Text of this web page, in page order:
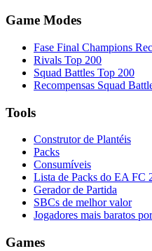
Game Modes
Fase Final Champions
Rivals Top 200
Squad Battles Top 200
Recompensas Squad
Tools
Construtor de Plantéis
Packs
Consumíveis
Lista de Packs do EA FC
Gerador de Partida
SBCs de melhor valor
Jogadores mais baratos
Games